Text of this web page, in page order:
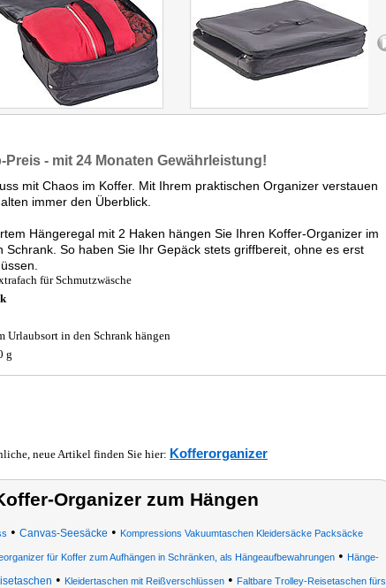
- mit 24 Monaten Gewährleistung!
mit Chaos im Koffer. Mit Ihrem praktischen Organizer verstauen
immer den Überblick.
Hängeregal mit 2 Haken hängen Sie Ihren Koffer-Organizer im
So haben Sie Ihr Gepäck stets griffbereit, ohne es erst
für Schmutzwäsche
Urlaubsort in den Schrank hängen
g
neue Artikel finden Sie hier: Kofferorganizer
Organizer zum Hängen
• Canvas-Seesäcke • Kompressions Vakuumtaschen Kleidersäcke Packsäcke
für Koffer zum Aufhängen in Schränken, als Hängeaufbewahrungen • Hänge-
• Kleidertaschen mit Reißverschlüssen • Faltbare Trolley-Reisetaschen fürs